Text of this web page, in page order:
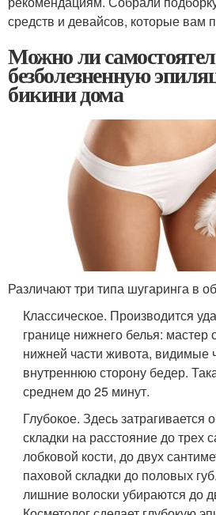
средств и девайсов, которые вам
Можно ли
безболезненную
бикини дома
Различают три типа шугаринга в
Классическое. Производится
границе нижнего белья: мастер
нижней части живота, видимые
внутреннюю сторону бедер.
среднем до 25 минут.
Глубокое. Здесь затрагивается
складки на расстояние до трех
лобковой кости, до двух
паховой складки до половых
лишние волоски убираются до